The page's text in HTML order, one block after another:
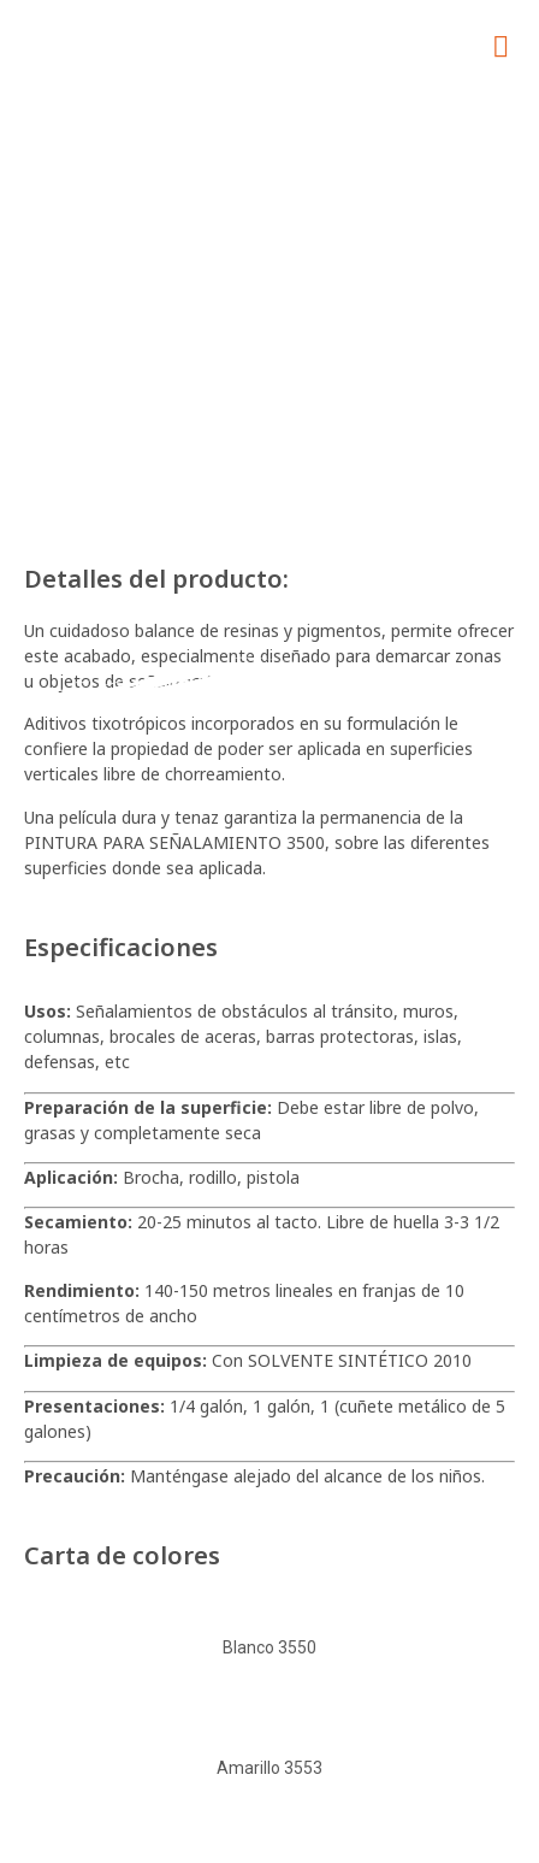
SEÑALAMIENTO 3500
Detalles del producto:
Un cuidadoso balance de resinas y pigmentos, permite ofrecer
este acabado, especialmente diseñado para demarcar zonas
u objetos de señalización.
Aditivos tixotrópicos incorporados en su formulación le
confiere la propiedad de poder ser aplicada en superficies
verticales libre de chorreamiento.
Una película dura y tenaz garantiza la permanencia de la
PINTURA PARA SEÑALAMIENTO 3500, sobre las diferentes
superficies donde sea aplicada.
Especificaciones
Usos: Señalamientos de obstáculos al tránsito, muros,
columnas, brocales de aceras, barras protectoras, islas,
defensas, etc
Preparación de la superficie: Debe estar libre de polvo,
grasas y completamente seca
Aplicación: Brocha, rodillo, pistola
Secamiento: 20-25 minutos al tacto. Libre de huella 3-3 1/2
horas
Rendimiento: 140-150 metros lineales en franjas de 10
centímetros de ancho
Limpieza de equipos: Con SOLVENTE SINTÉTICO 2010
Presentaciones: 1/4 galón, 1 galón, 1 (cuñete metálico de 5
galones)
Precaución: Manténgase alejado del alcance de los niños.
Carta de colores
Blanco 3550
Amarillo 3553